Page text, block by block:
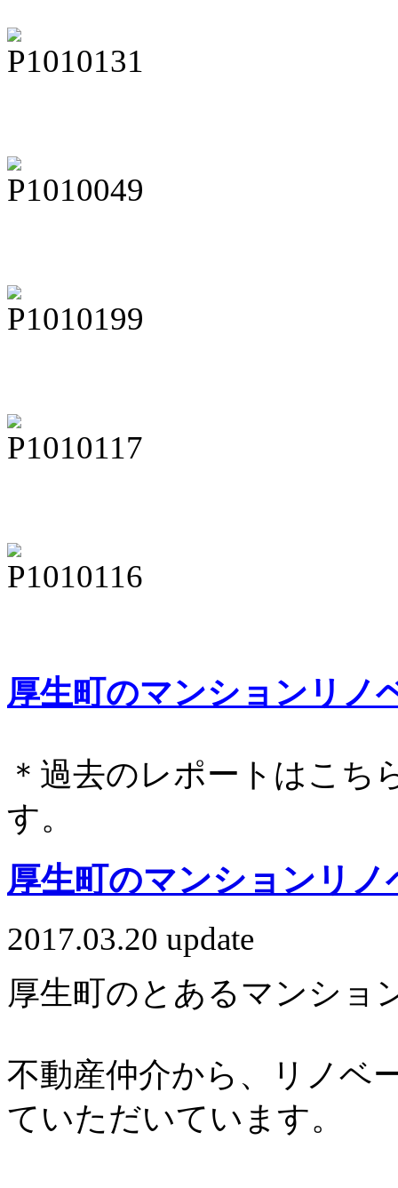
厚生町のマンションリノ
＊過去のレポートはこち
す。
厚生町のマンションリ
2017.03.20 update
厚生町のとあるマンショ
不動産仲介から、リノベ
ていただいています。